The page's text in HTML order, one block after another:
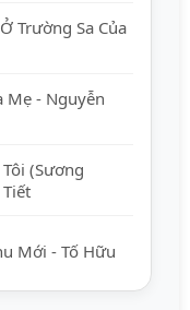
Ở Trường Sa
Mẹ - Nguyễn
Tôi (Sương
Tiết
Mới - Tố Hữu